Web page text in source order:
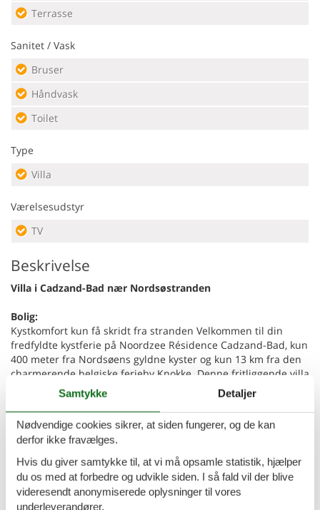
Terrasse
Sanitet / Vask
Bruser
Håndvask
Toilet
Type
Villa
Værelsesudstyr
TV
Beskrivelse
Villa i Cadzand-Bad nær Nordsøstranden
Bolig:
Kystkomfort kun få skridt fra stranden Velkommen til din
fredfyldte kystferie på Noordzee Résidence Cadzand-Bad, kun
400 meter fra Nordsøens gyldne kyster og kun 13 km fra den
charmerende belgiske ferieby Knokke. Denne fritliggende villa
blander komfort og enkelhed og tilbyder to etager med
gennemtænkt design. I stueetagen kan du slappe af i den
hyggelige stue eller tilberede måltider i det veludstyrede
åbne køkken. Ovenpå finder du tre indbydende soveværelser
- perfekte til en familie eller en lille gruppe - og et elegant
badeværelse med et moderne brusebad. Have-oase i en
førsteklasses beliggenhed Træd gennem de franske døre ind i
din private haveoase, komplet med en møbleret terrasse, der
er ideel til morgenkaffe eller aftenvin under stjernerne. Nyd
Samtykke Detaljer
Nødvendige cookies sikrer, at siden fungerer, og de kan
derfor ikke fravælges.
Hvis du giver samtykke til, at vi må opsamle statistik, hjælper
du os med at forbedre og udvikle siden. I så fald vil der blive
videresendt anonymiserede oplysninger til vores
underleverandører.